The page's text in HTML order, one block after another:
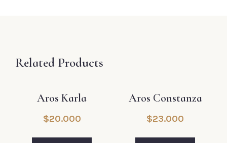
Related Products
Aros Karla
$20.000
Aros Constanza
$23.000